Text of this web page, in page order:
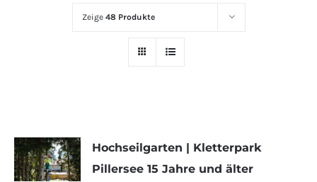
Zeige 48 Produkte
Hochseilgarten | Kletterpark
Pillersee 15 Jahre und älter